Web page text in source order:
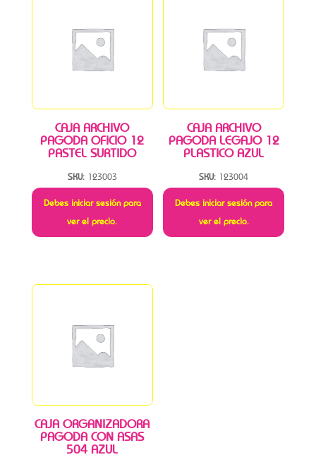
CAJA ARCHIVO
PAGODA OFICIO 12
PASTEL SURTIDO
SKU: 123003
Debes iniciar sesión para
ver el precio.
CAJA ARCHIVO
PAGODA LEGAJO 12
PLASTICO AZUL
SKU: 123004
Debes iniciar sesión para
ver el precio.
CAJA ORGANIZADORA
PAGODA CON ASAS
504 AZUL